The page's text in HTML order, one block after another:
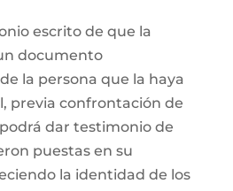
escrito de que la
documento
la persona que la haya
previa confrontación de
dar testimonio de
puestas en su
la identidad de los